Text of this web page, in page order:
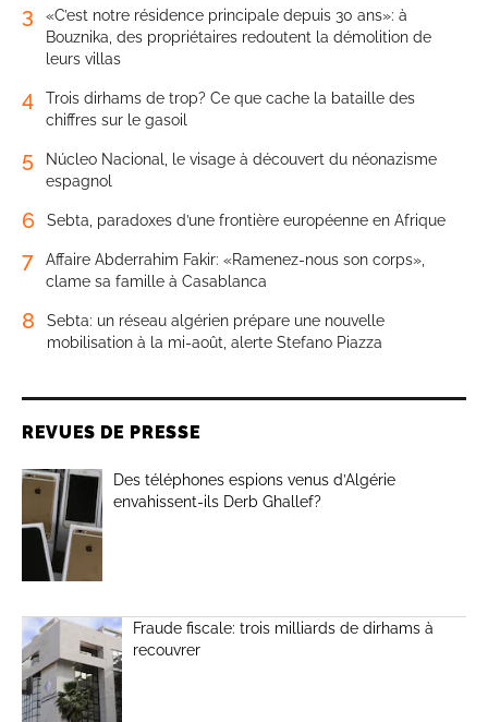
3
«C’est notre résidence principale depuis 30 ans»: à
Bouznika, des propriétaires redoutent la démolition de
leurs villas
4
Trois dirhams de trop? Ce que cache la bataille des
chiffres sur le gasoil
5
Núcleo Nacional, le visage à découvert du néonazisme
espagnol
6 Sebta, paradoxes d’une frontière européenne en Afrique
7
Affaire Abderrahim Fakir: «Ramenez-nous son corps»,
clame sa famille à Casablanca
8
Sebta: un réseau algérien prépare une nouvelle
mobilisation à la mi-août, alerte Stefano Piazza
REVUES DE PRESSE
Des téléphones espions venus d’Algérie
envahissent-ils Derb Ghallef?
Fraude fiscale: trois milliards de dirhams à
recouvrer